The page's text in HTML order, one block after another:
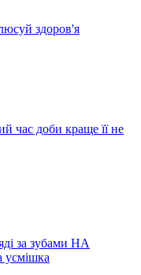
здоров'я
доби краще її не
за зубами НА